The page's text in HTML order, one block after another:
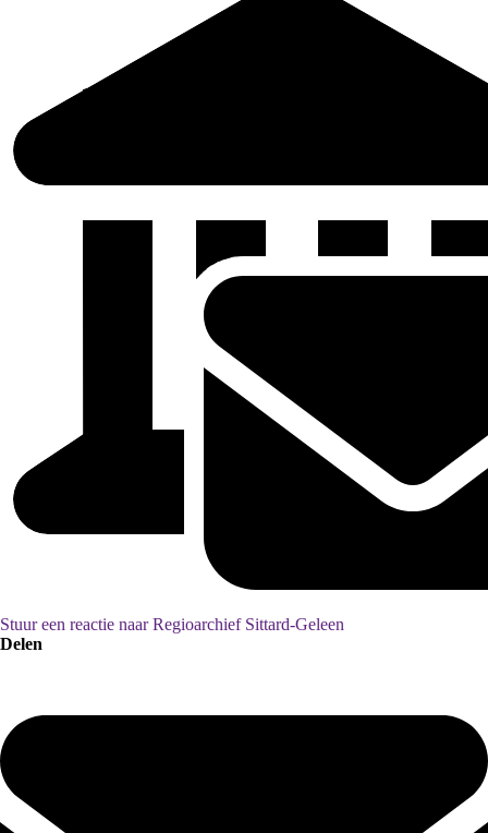
Stuur een reactie naar Regioarchief Sittard-Geleen
Delen